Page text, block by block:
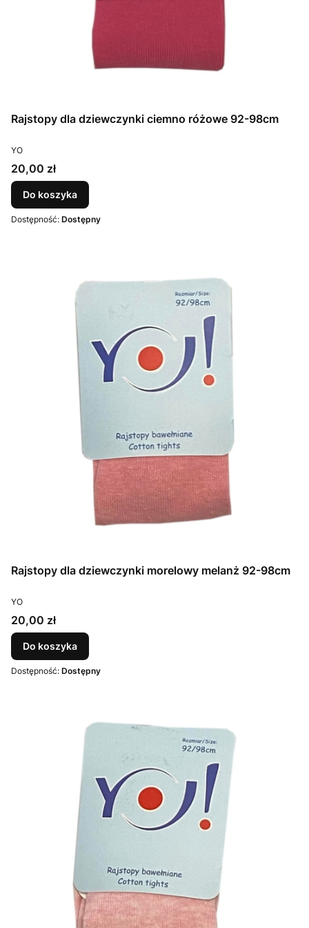
Rajstopy dla dziewczynki ciemno różowe 92-98cm
PRODUCENT
YO
Cena
20,00 zł
Do koszyka
Dostępność: Dostępny
Rajstopy dla dziewczynki morelowy melanż 92-98cm
PRODUCENT
YO
Cena
20,00 zł
Do koszyka
Dostępność: Dostępny